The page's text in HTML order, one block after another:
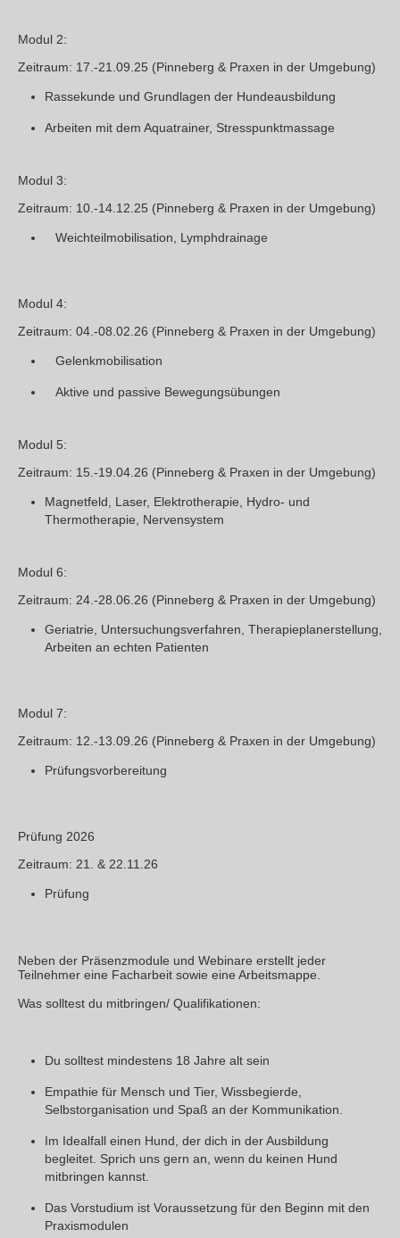
Modul 2:
Zeitraum: 17.-21.09.25 (Pinneberg & Praxen in der Umgebung)
Rassekunde und Grundlagen der Hundeausbildung
Arbeiten mit dem Aquatrainer, Stresspunktmassage
Modul 3:
Zeitraum: 10.-14.12.25 (Pinneberg & Praxen in der Umgebung)
Weichteilmobilisation, Lymphdrainage
Modul 4:
Zeitraum: 04.-08.02.26 (Pinneberg & Praxen in der Umgebung)
Gelenkmobilisation
Aktive und passive Bewegungsübungen
Modul 5:
Zeitraum: 15.-19.04.26 (Pinneberg & Praxen in der Umgebung)
Magnetfeld, Laser, Elektrotherapie, Hydro- und
Thermotherapie, Nervensystem
Modul 6:
Zeitraum: 24.-28.06.26 (Pinneberg & Praxen in der Umgebung)
Geriatrie, Untersuchungsverfahren, Therapieplanerstellung,
Arbeiten an echten Patienten
Modul 7:
Zeitraum: 12.-13.09.26 (Pinneberg & Praxen in der Umgebung)
Prüfungsvorbereitung
Prüfung 2026
Zeitraum: 21. & 22.11.26
Prüfung
Neben der Präsenzmodule und Webinare erstellt jeder
Teilnehmer eine Facharbeit sowie eine Arbeitsmappe.
Was solltest du mitbringen/ Qualifikationen:
Du solltest mindestens 18 Jahre alt sein
Empathie für Mensch und Tier, Wissbegierde,
Selbstorganisation und Spaß an der Kommunikation.
Im Idealfall einen Hund, der dich in der Ausbildung
begleitet. Sprich uns gern an, wenn du keinen Hund
mitbringen kannst.
Das Vorstudium ist Voraussetzung für den Beginn mit den
Praxismodulen